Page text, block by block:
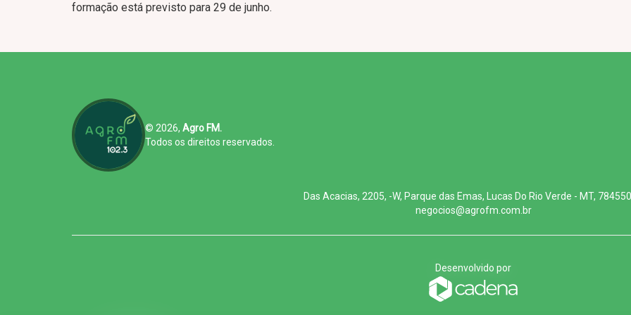
formação está previsto para 29 de junho.
© 2026, Agro FM.
Todos os direitos reservados.
Das Acacias, 2205, -W, Parque das Emas, Lucas Do Rio Verde - MT,
negocios@agrofm.com.br
Desenvolvido por